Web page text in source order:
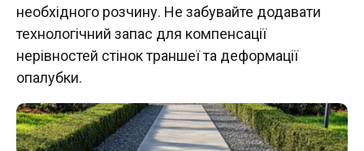
необхідного розчину. Не забувайте додавати
технологічний запас для компенсації
нерівностей стінок траншеї та деформації
опалубки.